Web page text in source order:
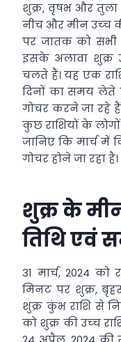
शुक्र, वृषभ और तुला
नीच और मीन उच्‍च
पर जातक को सभी
इसके अलावा शुक्र
चलते हैं। यह एक
दिनों का समय लेते
गोचर करने जा रहे
कुछ राशियों के
जानिए कि मार्च में
गोचर होने जा रहा है।
शुक्र के
तिथि एवं
31 मार्च, 2024
मिनट पर शुक्र,
शुक्र कुंभ राशि से
को शुक्र की उच्‍च